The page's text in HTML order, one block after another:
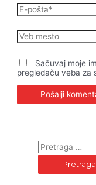
E-
pošta*
Veb
mesto
Sačuvaj moje
pregledaču veba za
P
e